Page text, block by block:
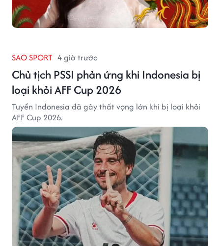
SAO SPORT 4 giờ trước
Chủ tịch PSSI phản ứng khi Indonesia bị
loại khỏi AFF Cup 2026
Tuyển Indonesia đã gây thất vọng lớn khi bị loại khỏi
AFF Cup 2026.